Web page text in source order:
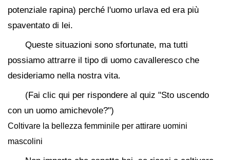
potenziale rapina) perché l'uomo urlava ed era più
spaventato di lei.
Queste situazioni sono sfortunate, ma tutti
possiamo attrarre il tipo di uomo cavalleresco che
desideriamo nella nostra vita.
(Fai clic qui per rispondere al quiz "Sto uscendo
con un uomo amichevole?")
Coltivare la bellezza femminile per attirare uomini
mascolini